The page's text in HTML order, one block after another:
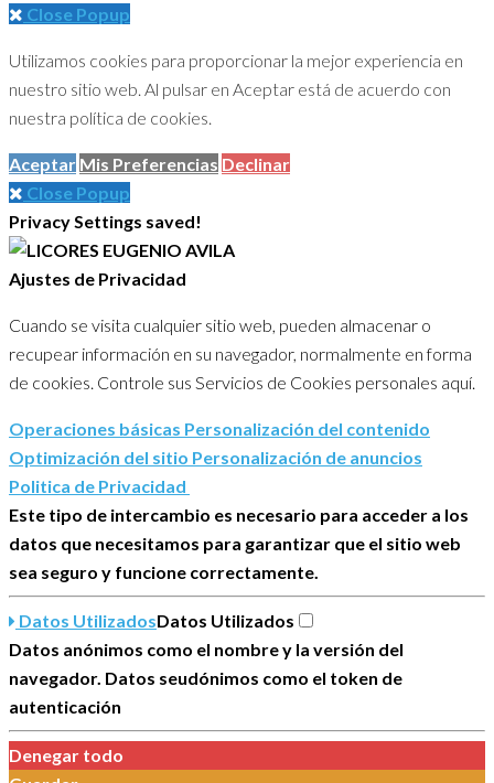
Atención al Cliente 923232162
Oficinas 923 232162
Inicio
Empresa
Quienes somos
Politica de Privacidad
Condiciones de Uso
Contacto
Productos
Elemento del menú
Páginas de la Tienda
Mi cuenta
Seguimiento de Pedidos
Lista de Deseos
Preguntas Frecuentes
Categorias
Ginebras
Whisky
Vodka
Vinos
Brandy
Close Popup
Utilizamos cookies para proporcionar la mejor experiencia en
nuestro sitio web. Al pulsar en Aceptar está de acuerdo con
nuestra política de cookies.
Aceptar Mis Preferencias Declinar
Close Popup
Privacy Settings saved!
Ajustes de Privacidad
Cuando se visita cualquier sitio web, pueden almacenar o
recupear información en su navegador, normalmente en forma
de cookies. Controle sus Servicios de Cookies personales aquí.
Operaciones básicas Personalización del contenido
Optimización del sitio Personalización de anuncios
Politica de Privacidad
Este tipo de intercambio es necesario para acceder a los
datos que necesitamos para garantizar que el sitio web
sea seguro y funcione correctamente.
Datos UtilizadosDatos Utilizados
Datos anónimos como el nombre y la versión del
navegador. Datos seudónimos como el token de
autenticación
Denegar todo